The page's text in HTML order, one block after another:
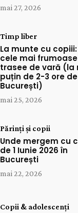
mai 27, 2026
Timp liber
La munte cu copiii:
cele mai frumoase
trasee de vară (la
puțin de 2-3 ore de
București)
mai 25, 2026
Părinți și copii
Unde mergem cu
de 1 Iunie 2026 în
București
mai 22, 2026
Copii & adolescenți